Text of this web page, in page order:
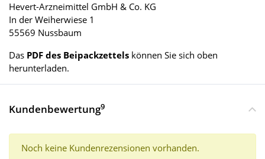
Hevert-Arzneimittel GmbH & Co. KG
In der Weiherwiese 1
55569 Nussbaum
Das PDF des Beipackzettels können Sie sich oben
herunterladen.
Kundenbewertung9
Noch keine Kundenrezensionen vorhanden.